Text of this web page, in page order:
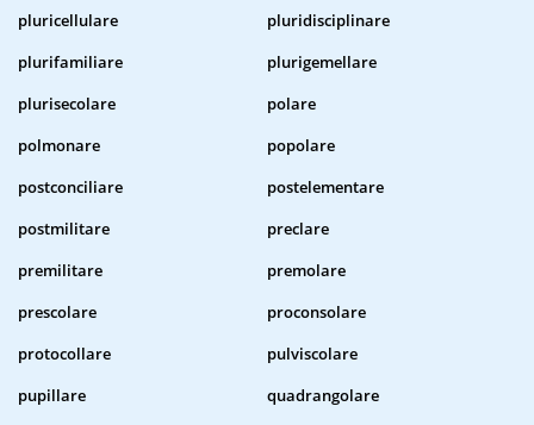
pluricellulare
pluridisciplinare
plurifamiliare
plurigemellare
plurisecolare
polare
polmonare
popolare
postconciliare
postelementare
postmilitare
preclare
premilitare
premolare
prescolare
proconsolare
protocollare
pulviscolare
pupillare
quadrangolare